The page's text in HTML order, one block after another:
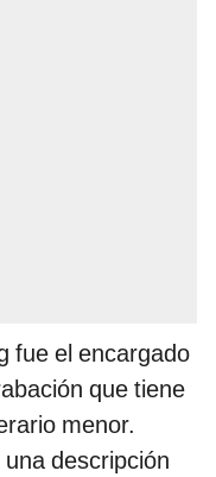
fue el encargado
que tiene
menor.
descripción